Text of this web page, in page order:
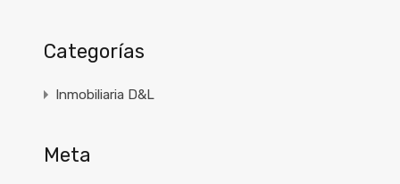
Categorías
Inmobiliaria D&L
Meta